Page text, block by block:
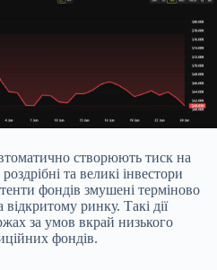
створюють тиск на
та великі інвестори
фондів змушені терміново
ринку. Такі дії
за умов вкрай низького
фондів.